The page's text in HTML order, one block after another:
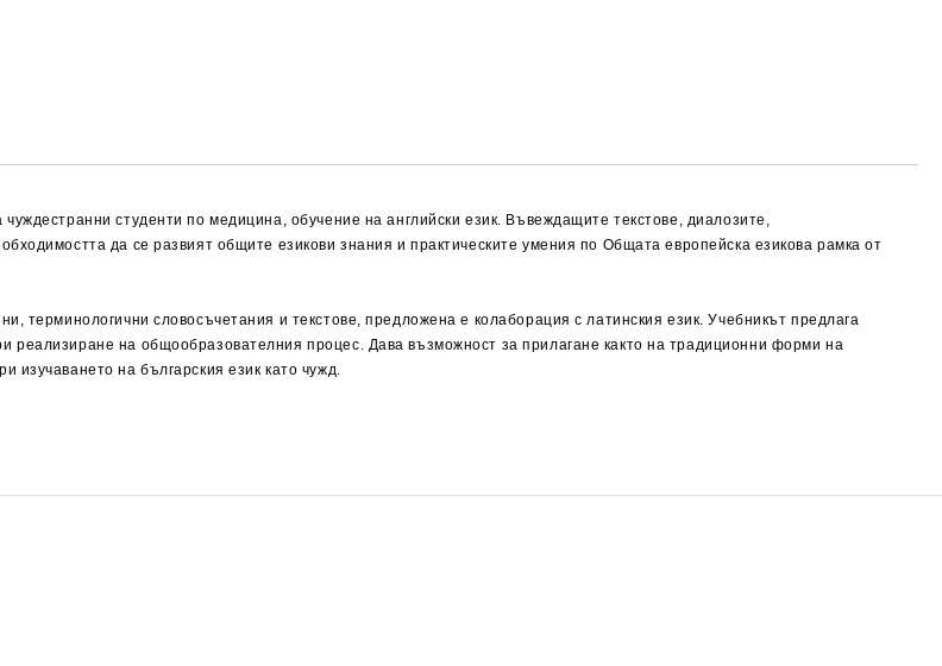
студенти по медицина, обучение на английски език. Въвеждащите текстове, диалозите,
да се развият общите езикови знания и практическите умения по Общата европейска езикова рамка от
терминологични словосъчетания и текстове, предложена е колаборация с латинския език. Учебникът предлага
реализиране на общообразователния процес. Дава възможност за прилагане както на традиционни форми на
изучаването на българския език като чужд.